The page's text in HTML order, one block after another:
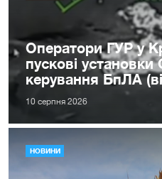
Оператори ГУР у
пускові
керування БпЛА
10 серпня 2026
НОВИНИ